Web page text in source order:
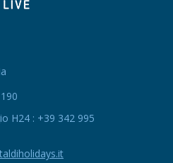
H24 : +39 342 995